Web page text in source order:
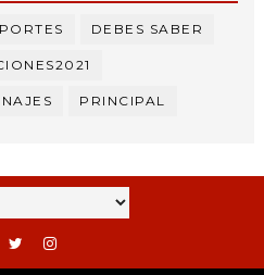
DEBES SABER
PRINCIPAL